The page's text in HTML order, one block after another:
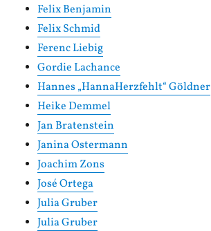
Felix Benjamin
Felix Schmid
Ferenc Liebig
Gordie Lachance
Hannes „HannaHerzfehlt“ Göldner
Heike Demmel
Jan Bratenstein
Janina Ostermann
Joachim Zons
José Ortega
Julia Gruber
Julia Gruber